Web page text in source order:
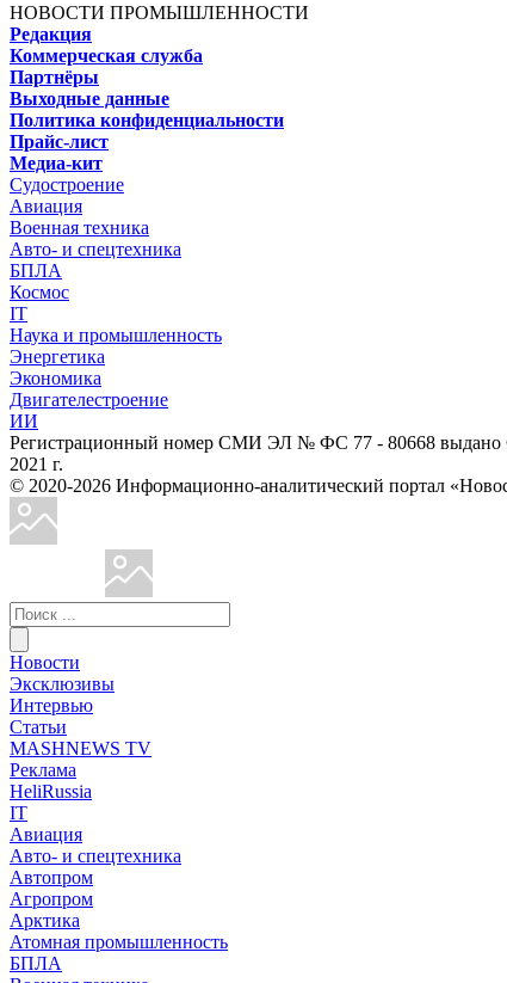
НОВОСТИ ПРОМЫШЛЕННОСТИ
Редакция
Коммерческая служба
Партнёры
Выходные данные
Политика конфиденциальности
Прайс-лист
Медиа-кит
Судостроение
Авиация
Военная техника
Авто- и спецтехника
БПЛА
Космос
IT
Наука и промышленность
Энергетика
Экономика
Двигателестроение
ИИ
Регистрационный номер СМИ ЭЛ № ФС 77 - 80668 выдано
2021 г.
© 2020-2026 Информационно-аналитический портал
Новости
Эксклюзивы
Интервью
Статьи
MASHNEWS TV
Реклама
HeliRussia
IT
Авиация
Авто- и спецтехника
Автопром
Агропром
Арктика
Атомная промышленность
БПЛА